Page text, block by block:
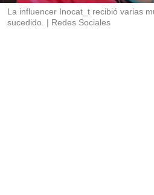
La influencer Inocat_t recibió varias
sucedido.
Redes Sociales